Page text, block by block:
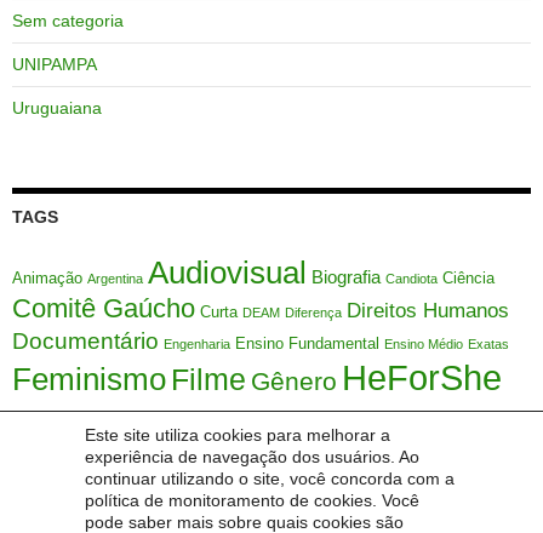
Este site utiliza cookies para melhorar a
experiência de navegação dos usuários. Ao
continuar utilizando o site, você concorda com a
política de monitoramento de cookies. Você
pode saber mais sobre quais cookies são
Sem categoria
UNIPAMPA
Uruguaiana
TAGS
Animação Argentina Audiovisual Biografia Candiota Ciência
Comitê Gaúcho Curta DEAM Diferença Direitos Humanos
Documentário Engenharia Ensino Fundamental Ensino Médio Exatas
Feminismo Filme Gênero HeForShe
HFS IDEB Interseccionalidade Justiça LEVIS Marcador Social
Meio Ambiente Metodologia Ativa Mulher Márcia Maria Lucchese
Mulheres Orientação Sexual SAMVV Sexualidade Sociedade
Temas Transversais Themis UFSC Uruguai Étnico